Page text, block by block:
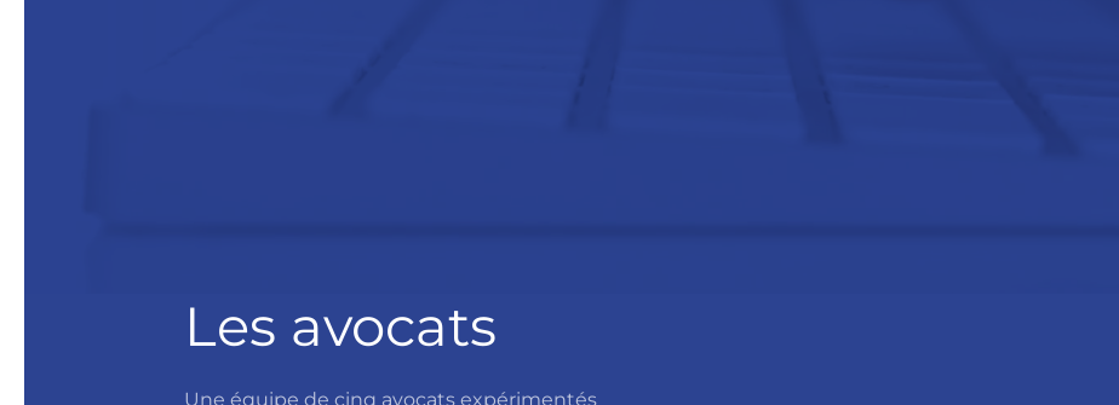
Les avocats
Une équipe de cinq avocats expérimentés